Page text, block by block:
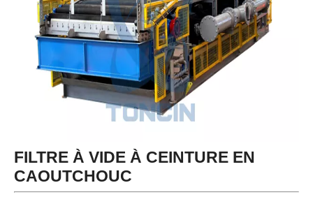
FILTRE À VIDE À CEINTURE EN
CAOUTCHOUC